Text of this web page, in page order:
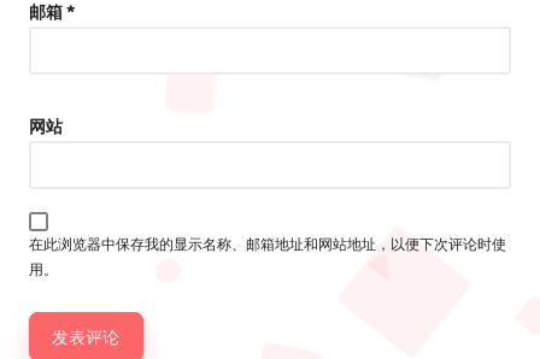
邮箱*
网站
在此浏览器中保存我的显示名称、邮箱地址和网站地址，以便下次评论时使
用。